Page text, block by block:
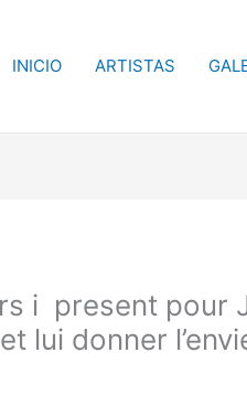
INICIO ARTISTAS
i present pour
lui donner